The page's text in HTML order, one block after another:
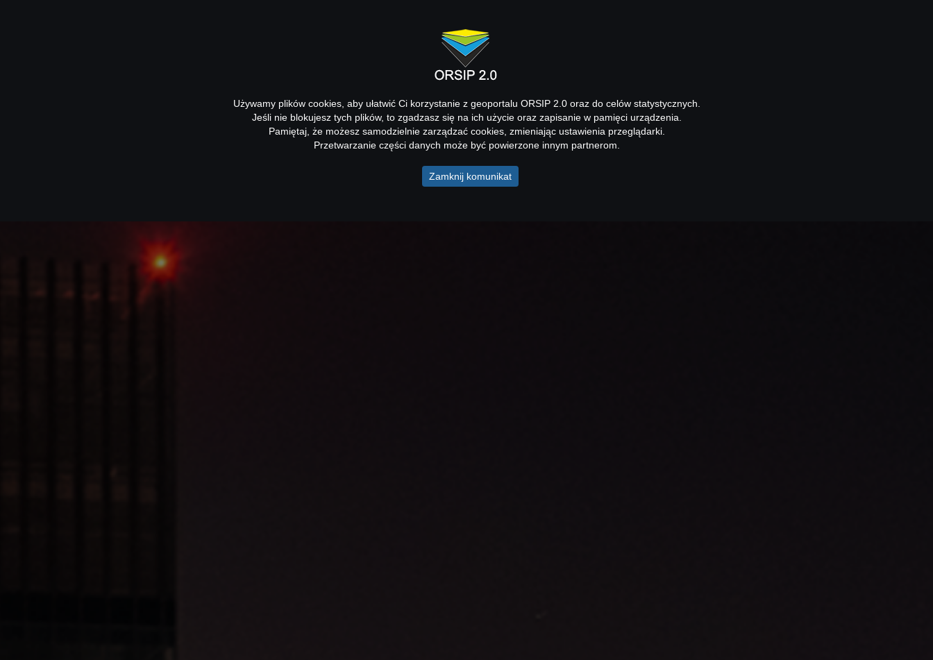
Używamy plików cookies, aby ułatwić Ci korzystanie z geoportalu ORSIP 2.0 oraz do celów statystycznych.
Jeśli nie blokujesz tych plików, to zgadzasz się na ich użycie oraz zapisanie w pamięci urządzenia.
Pamiętaj, że możesz samodzielnie zarządzać cookies, zmieniając ustawienia przeglądarki.
Przetwarzanie części danych może być powierzone innym partnerom.
Zamknij komunikat